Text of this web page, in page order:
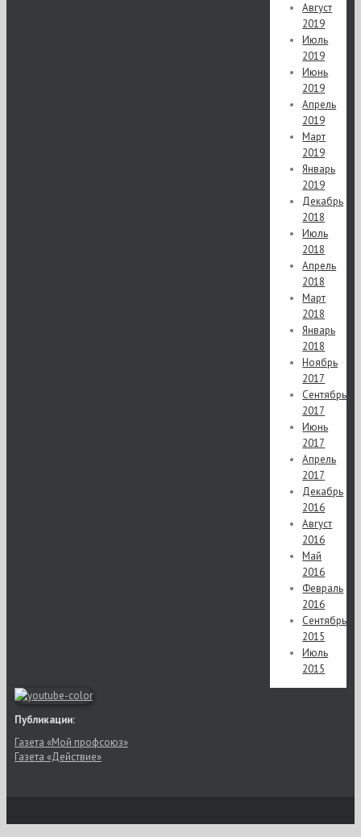
Август
2019
Июль
2019
Июнь
2019
Апрель
2019
Март
2019
Январь
2019
Декабрь
2018
Июль
2018
Апрель
2018
Март
2018
Январь
2018
Ноябрь
2017
Сентябрь
2017
Июнь
2017
Апрель
2017
Декабрь
2016
Август
2016
Май
2016
Февраль
2016
Сентябрь
2015
Июль
2015
Публикации:
Газета «Мой профсоюз»
Газета «Действие»